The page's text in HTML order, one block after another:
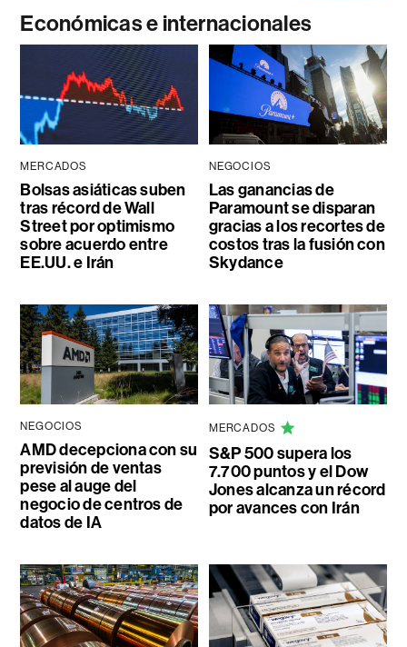
Económicas e internacionales
MERCADOS
Bolsas asiáticas suben
tras récord de Wall
Street por optimismo
sobre acuerdo entre
EE.UU. e Irán
NEGOCIOS
Las ganancias de
Paramount se disparan
gracias a los recortes de
costos tras la fusión con
Skydance
NEGOCIOS
AMD decepciona con su
previsión de ventas
pese al auge del
negocio de centros de
datos de IA
MERCADOS
S&P 500 supera los
7.700 puntos y el Dow
Jones alcanza un récord
por avances con Irán